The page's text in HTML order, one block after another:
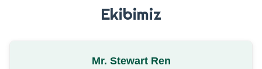
Ekibimiz
Mr. Stewart Ren